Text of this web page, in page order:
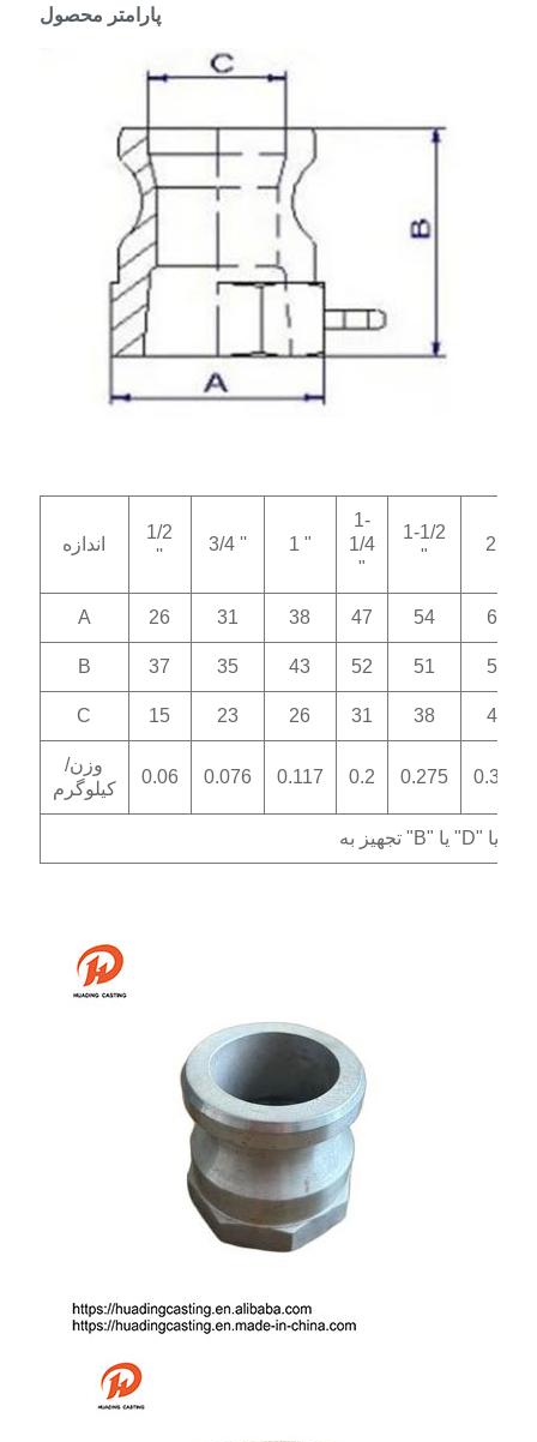
پارامتر محصول
اندازه
1/2
''
3/4 '' 1 "
1-
1/4
"
1-1/2
"
2 "
A 26 31 38 47 54 65
B 37 35 43 52 51 58
C 15 23 26 31 38 48
وزن/
کیلوگرم
0.06 0.076 0.117 0.2 0.275 0.343